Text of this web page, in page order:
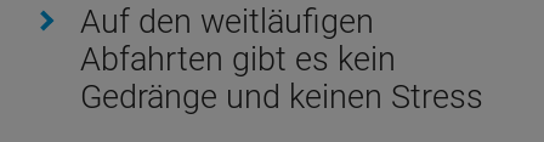
Auf den weitläufigen
Abfahrten gibt es kein
Gedränge und keinen Stress